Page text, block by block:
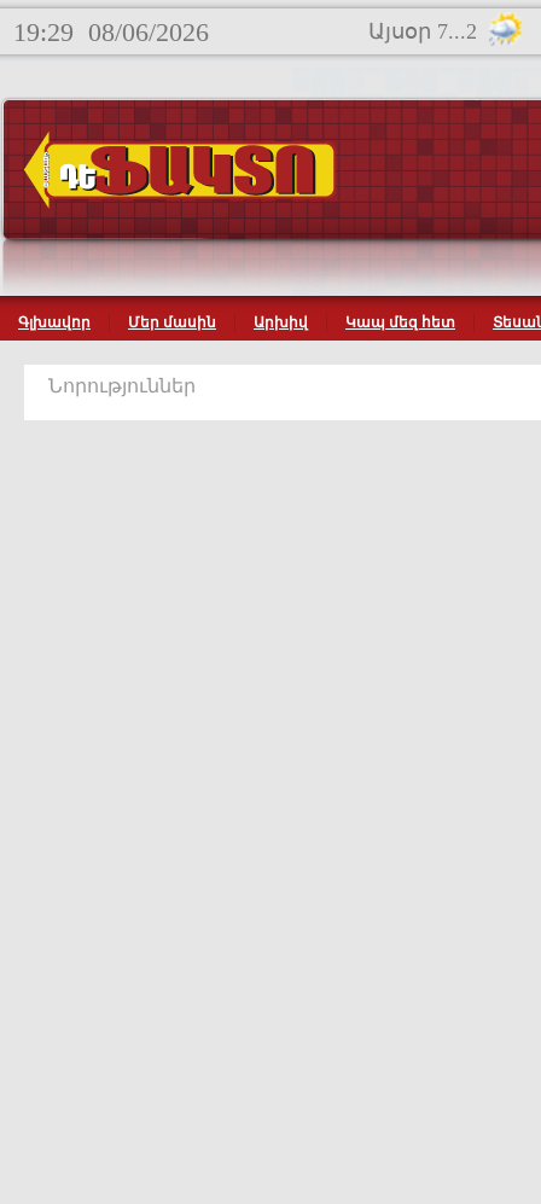
19:29 08/06/2026 Այսօր 7...2
Գլխավոր Մեր մասին Արխիվ Կապ մեզ հետ
Նորություններ